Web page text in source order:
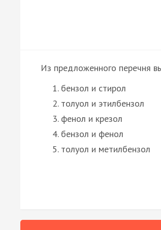
Из предложенного перечня
бензол и стирол
толуол и этилбензол
фенол и крезол
бензол и фенол
толуол и метилбензол